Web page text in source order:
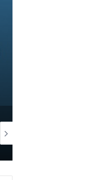
milioni di
a 9